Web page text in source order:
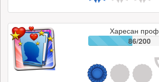
Харесан
86/200